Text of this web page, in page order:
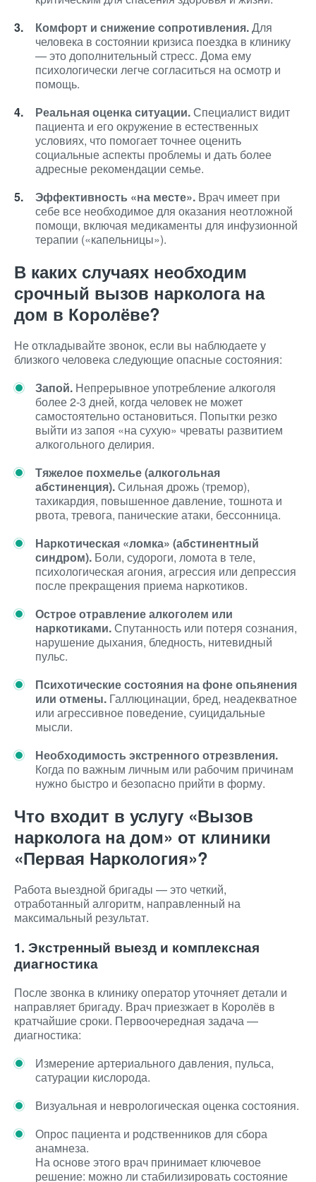
Комфорт и снижение сопротивления.Для
человека в состоянии кризиса поездка в клинику
— это дополнительный стресс. Дома ему
психологически легче согласиться на осмотр и
помощь.
Реальная оценка ситуации.Специалист видит
пациента и его окружение в естественных
условиях, что помогает точнее оценить
социальные аспекты проблемы и дать более
адресные рекомендации семье.
Эффективность «на месте». Врач имеет при
себе все необходимое для оказания неотложной
помощи, включая медикаменты для инфузионной
терапии («капельницы»).
В каких случаях необходим
срочный вызов нарколога на
дом в Королёве?
Не откладывайте звонок, если вы наблюдаете у
близкого человека следующие опасные состояния:
Запой. Непрерывное употребление алкоголя
более 2-3 дней, когда человек не может
самостоятельно остановиться. Попытки резко
выйти из запоя «на сухую» чреваты развитием
алкогольного делирия.
Тяжелое похмелье (алкогольная
абстиненция).Сильная дрожь (тремор),
тахикардия, повышенное давление, тошнота и
рвота, тревога, панические атаки, бессонница.
Наркотическая «ломка» (абстинентный
синдром). Боли, судороги, ломота в теле,
психологическая агония, агрессия или депрессия
после прекращения приема наркотиков.
Острое отравление алкоголем или
наркотиками.Спутанность или потеря сознания,
нарушение дыхания, бледность, нитевидный
пульс.
Психотические состояния на фоне опьянения
или отмены. Галлюцинации, бред, неадекватное
или агрессивное поведение, суицидальные
мысли.
Необходимость экстренного отрезвления.
Когда по важным личным или рабочим причинам
нужно быстро и безопасно прийти в форму.
Что входит в услугу «Вызов
нарколога на дом» от клиники
«Первая Наркология»?
Работа выездной бригады — это четкий,
отработанный алгоритм, направленный на
максимальный результат.
1. Экстренный выезд и комплексная
диагностика
После звонка в клинику оператор уточняет детали и
направляет бригаду. Врач приезжает в Королёв в
кратчайшие сроки. Первоочередная задача —
диагностика:
Измерение артериального давления, пульса,
сатурации кислорода.
Визуальная и неврологическая оценка состояния.
Опрос пациента и родственников для сбора
анамнеза.
На основе этого врач принимает ключевое
решение: можно ли стабилизировать состояние